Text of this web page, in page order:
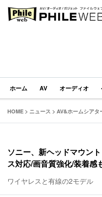
PHILE WEB｜AV/オーデ
ホーム AV オーディオ
HOME > ニュース > AV&ホームシアタ
ソニー、新ヘッドマウン
ス対応/画音質強化/装着感
ワイヤレスと有線の2モデル